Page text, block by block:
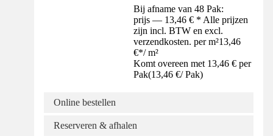
Bij afname van 48 Pak:
prijs — 13,46 € * Alle prijzen
zijn incl. BTW en excl.
verzendkosten. per m²13,46
€*/ m²
Komt overeen met 13,46 € per
Pak(13,46 €/ Pak)
Online bestellen
Reserveren & afhalen